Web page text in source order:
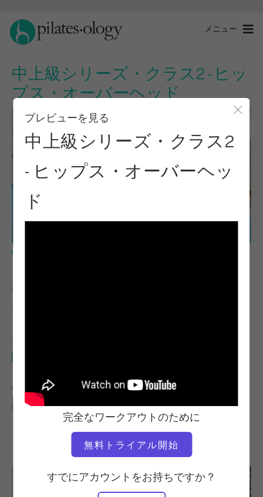
メニュー
中上級シリーズ・クラス2 - ヒッ
プス・オーバーヘッド
プレビューを見る
中上級シリーズ・クラス2
- ヒップス・オーバーヘッ
ド
完全なワークアウトのために
無料トライアル開始
すでにアカウントをお持ちですか？
教師
キム・ライス
必要な機材
の類似クラスを検索
上級
20～30分 マット
その他のワークアウト